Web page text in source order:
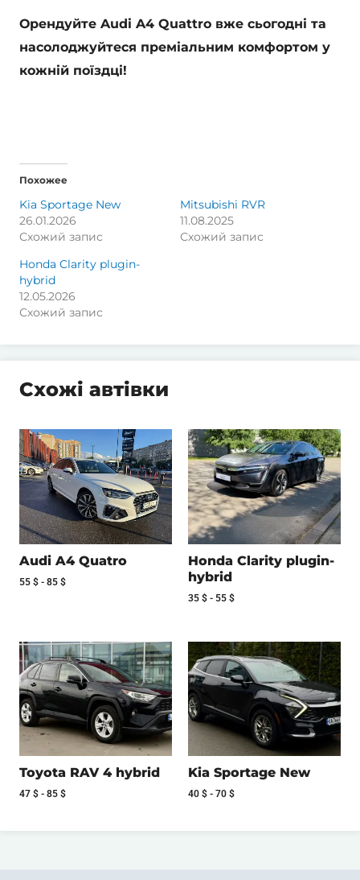
Орендуйте Audi A4 Quattro вже сьогодні та
насолоджуйтеся преміальним комфортом у
кожній поїздці!
Похожее
Kia Sportage New
26.01.2026
Схожий запис
Mitsubishi RVR
11.08.2025
Схожий запис
Honda Clarity plugin-
hybrid
12.05.2026
Схожий запис
Схожі автівки
Audi A4 Quatro
55 $ - 85 $
Honda Clarity plugin-
hybrid
35 $ - 55 $
Toyota RAV 4 hybrid
47 $ - 85 $
Kia Sportage New
40 $ - 70 $